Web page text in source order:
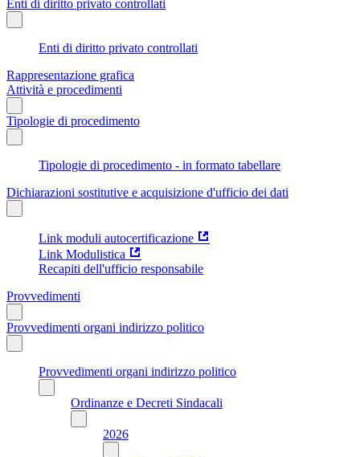
Enti di diritto privato controllati
Enti di diritto privato controllati
Rappresentazione grafica
Attività e procedimenti
Tipologie di procedimento
Tipologie di procedimento - in formato tabellare
Dichiarazioni sostitutive e acquisizione d'ufficio dei dati
Link moduli autocertificazione
Link Modulistica
Recapiti dell'ufficio responsabile
Provvedimenti
Provvedimenti organi indirizzo politico
Provvedimenti organi indirizzo politico
Ordinanze e Decreti Sindacali
2026